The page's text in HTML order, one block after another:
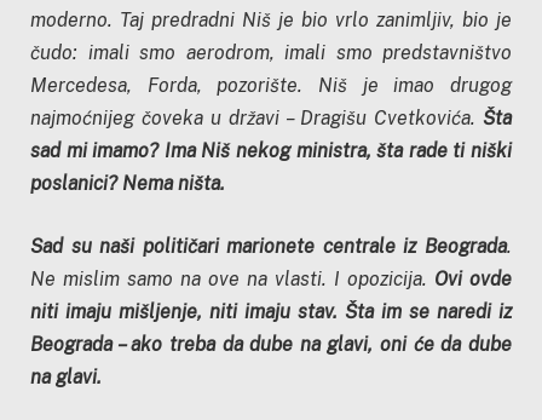
moderno. Taj predradni Niš je bio vrlo zanimljiv, bio je
čudo: imali smo aerodrom, imali smo predstavništvo
Mercedesa, Forda, pozorište. Niš je imao drugog
najmoćnijeg čoveka u državi – Dragišu Cvetkovića. Šta
sad mi imamo? Ima Niš nekog ministra, šta rade ti niški
poslanici? Nema ništa.
Sad su naši političari marionete centrale iz Beograda.
Ne mislim samo na ove na vlasti. I opozicija. Ovi ovde
niti imaju mišljenje, niti imaju stav. Šta im se naredi iz
Beograda – ako treba da dube na glavi, oni će da dube
na glavi.